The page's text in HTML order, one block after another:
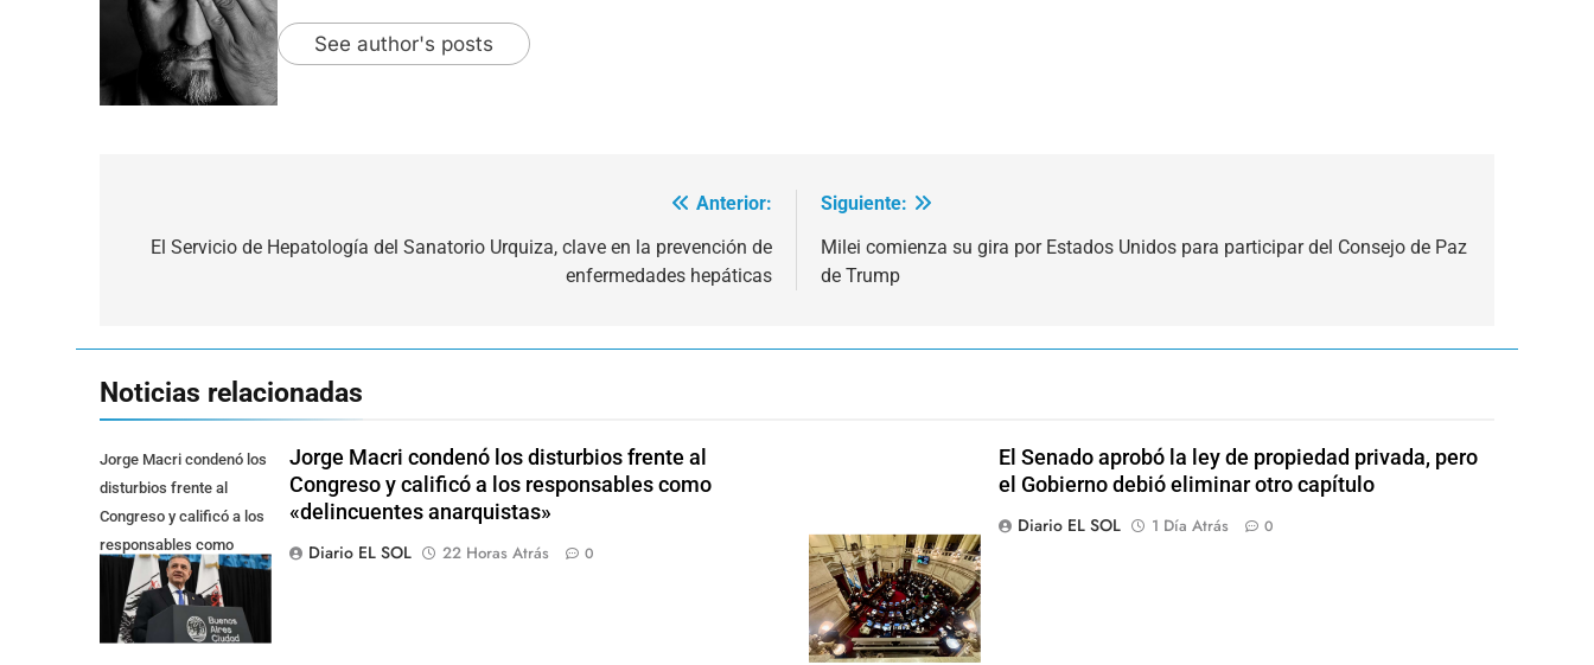
See author's posts
de
Anterior:
El Servicio de Hepatología del Sanatorio Urquiza, clave en la prevención de
enfermedades hepáticas
Siguiente:
Milei comienza su gira por Estados Unidos para participar del Consejo de Paz
de Trump
Noticias relacionadas
Jorge Macri condenó los
disturbios frente al
Congreso y calificó a los
responsables como
"delincuentes
anarquistas"
Jorge Macri condenó los disturbios frente al
Congreso y calificó a los responsables como
«delincuentes anarquistas»
Diario EL SOL
22 Horas Atrás 0
El Senado aprobó la ley de propiedad privada, pero
el Gobierno debió eliminar otro capítulo
Diario EL SOL
1 Día Atrás 0